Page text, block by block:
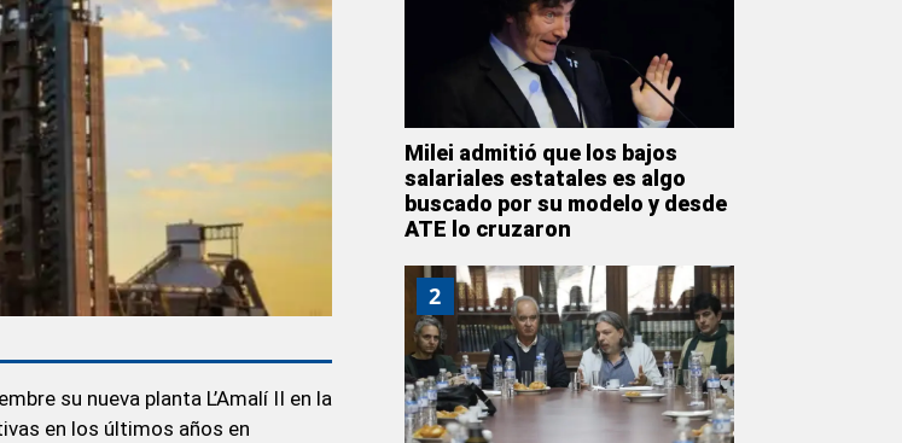
su nueva planta L’Amalí II en la
en los últimos años en
Milei admitió que los bajos
salariales estatales es algo
buscado por su modelo y desde
ATE lo cruzaron
2